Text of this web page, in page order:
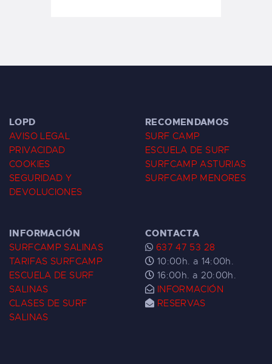
LOPD
AVISO LEGAL
PRIVACIDAD
COOKIES
SEGURIDAD Y
DEVOLUCIONES
RECOMENDAMOS
SURF CAMP
ESCUELA DE SURF
SURFCAMP ASTURIAS
SURFCAMP MENORES
INFORMACIÓN
SURFCAMP SALINAS
TARIFAS SURFCAMP
ESCUELA DE SURF
SALINAS
CLASES DE SURF
SALINAS
CONTACTA
637 47 53 28
10:00h. a 14:00h.
16:00h. a 20:00h.
INFORMACIÓN
RESERVAS